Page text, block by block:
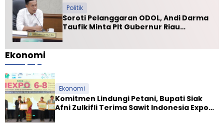
Politik
Soroti Pelanggaran ODOL, Andi Darma
Taufik Minta Plt Gubernur Riau
Ekonomi
Ekonomi
Komitmen Lindungi Petani, Bupati Siak
Afni Zulkifli Terima Sawit Indonesia Expo